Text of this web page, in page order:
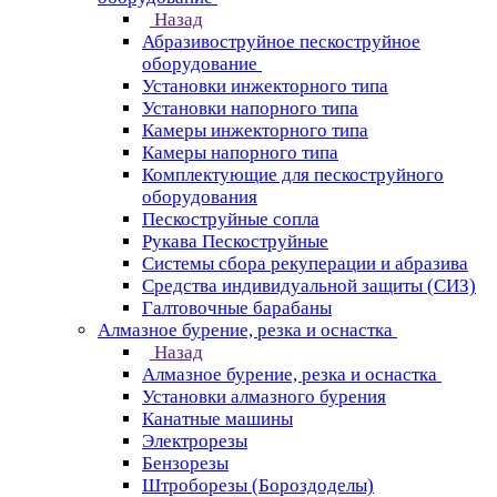
Назад
Абразивоструйное пескоструйное
оборудование
Установки инжекторного типа
Установки напорного типа
Камеры инжекторного типа
Камеры напорного типа
Комплектующие для пескоструйного
оборудования
Пескоструйные сопла
Рукава Пескоструйные
Системы сбора рекуперации и абразива
Средства индивидуальной защиты (СИЗ)
Галтовочные барабаны
Алмазное бурение, резка и оснастка
Назад
Алмазное бурение, резка и оснастка
Установки алмазного бурения
Канатные машины
Электрорезы
Бензорезы
Штроборезы (Бороздоделы)